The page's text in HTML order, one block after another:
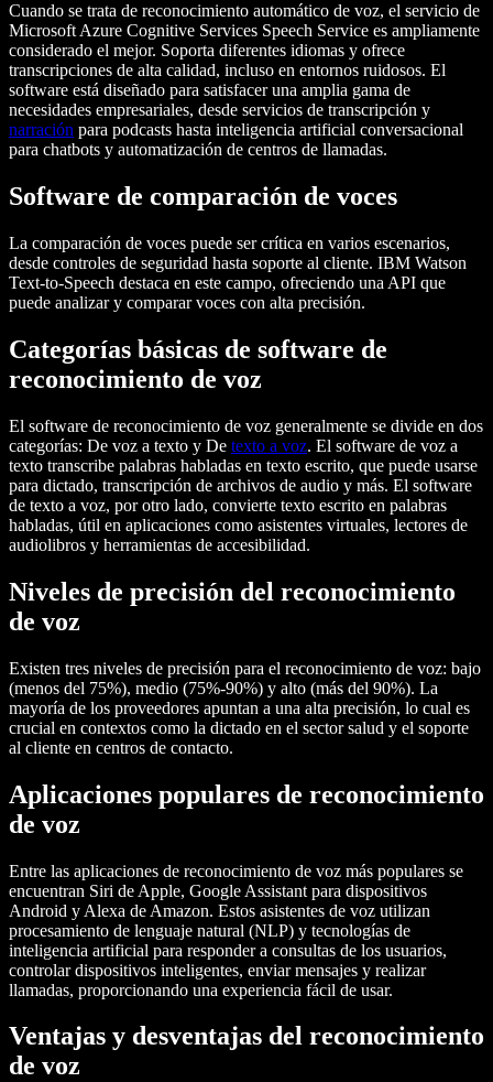
Cuando se trata de reconocimiento automático de voz, el servicio de
Microsoft Azure Cognitive Services Speech Service es ampliamente
considerado el mejor. Soporta diferentes idiomas y ofrece
transcripciones de alta calidad, incluso en entornos ruidosos. El
software está diseñado para satisfacer una amplia gama de
necesidades empresariales, desde servicios de transcripción y
narración para podcasts hasta inteligencia artificial conversacional
para chatbots y automatización de centros de llamadas.
Software de comparación de voces
La comparación de voces puede ser crítica en varios escenarios,
desde controles de seguridad hasta soporte al cliente. IBM Watson
Text-to-Speech destaca en este campo, ofreciendo una API que
puede analizar y comparar voces con alta precisión.
Categorías básicas de software de
reconocimiento de voz
El software de reconocimiento de voz generalmente se divide en dos
categorías: De voz a texto y De texto a voz. El software de voz a
texto transcribe palabras habladas en texto escrito, que puede usarse
para dictado, transcripción de archivos de audio y más. El software
de texto a voz, por otro lado, convierte texto escrito en palabras
habladas, útil en aplicaciones como asistentes virtuales, lectores de
audiolibros y herramientas de accesibilidad.
Niveles de precisión del reconocimiento
de voz
Existen tres niveles de precisión para el reconocimiento de voz: bajo
(menos del 75%), medio (75%-90%) y alto (más del 90%). La
mayoría de los proveedores apuntan a una alta precisión, lo cual es
crucial en contextos como la dictado en el sector salud y el soporte
al cliente en centros de contacto.
Aplicaciones populares de reconocimiento
de voz
Entre las aplicaciones de reconocimiento de voz más populares se
encuentran Siri de Apple, Google Assistant para dispositivos
Android y Alexa de Amazon. Estos asistentes de voz utilizan
procesamiento de lenguaje natural (NLP) y tecnologías de
inteligencia artificial para responder a consultas de los usuarios,
controlar dispositivos inteligentes, enviar mensajes y realizar
llamadas, proporcionando una experiencia fácil de usar.
Ventajas y desventajas del reconocimiento
de voz